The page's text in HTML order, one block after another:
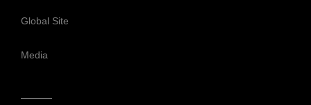
Global Site
Media